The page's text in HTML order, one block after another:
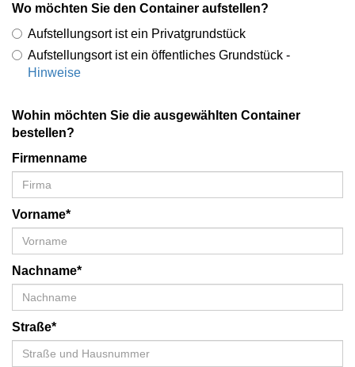
Wo möchten Sie den Container aufstellen?
Aufstellungsort ist ein Privatgrundstück
Aufstellungsort ist ein öffentliches Grundstück -
Hinweise
Wohin möchten Sie die ausgewählten Container
bestellen?
Firmenname
Vorname*
Nachname*
Straße*